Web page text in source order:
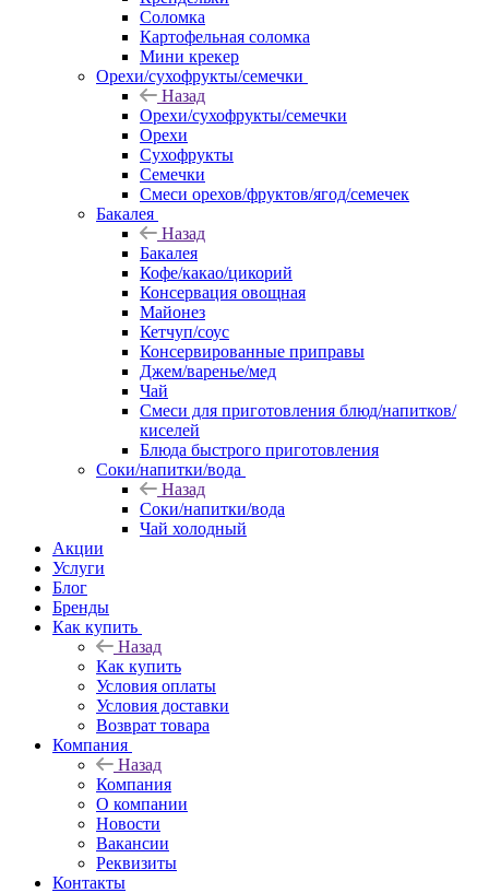
Соломка
Картофельная соломка
Мини крекер
Орехи/сухофрукты/семечки
Назад
Орехи/сухофрукты/семечки
Орехи
Сухофрукты
Семечки
Смеси орехов/фруктов/ягод/семечек
Бакалея
Назад
Бакалея
Кофе/какао/цикорий
Консервация овощная
Майонез
Кетчуп/соус
Консервированные приправы
Джем/варенье/мед
Чай
Смеси для приготовления блюд/напитков/
киселей
Блюда быстрого приготовления
Соки/напитки/вода
Назад
Соки/напитки/вода
Чай холодный
Акции
Услуги
Блог
Бренды
Как купить
Назад
Как купить
Условия оплаты
Условия доставки
Возврат товара
Компания
Назад
Компания
О компании
Новости
Вакансии
Реквизиты
Контакты